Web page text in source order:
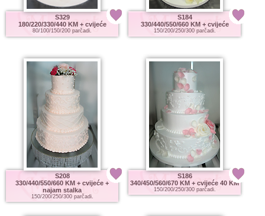
S329
180/220/330/440 KM + cvijeće
80/100/150/200 parčadi.
S184
330/440/550/660 KM + cvijeće
150/200/250/300 parčadi.
S208
330/440/550/660 KM + cvijeće +
najam stalka
150/200/250/300 parčadi.
S186
340/450/560/670 KM + cvijeće 40 KM
150/200/250/300 parčadi.